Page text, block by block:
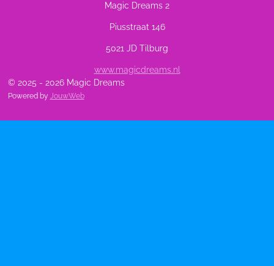
Magic Dreams 2
Piusstraat 146
5021 JD Tilburg
www.magicdreams.nl
© 2025 - 2026 Magic Dreams
Powered by JouwWeb